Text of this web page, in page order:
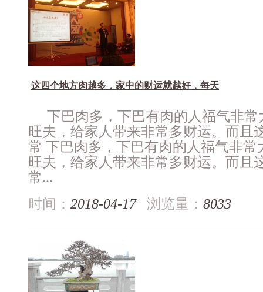
这四个地方肉越多，家中的财运就越好，每天
下巴肉多，下巴有肉的人福气非
旺夫，给家人带来非常多财运。而且
常 下巴肉多，下巴有肉的人福气非
旺夫，给家人带来非常多财运。而且
常...
时间： 2018-04-17 浏览量： 8033